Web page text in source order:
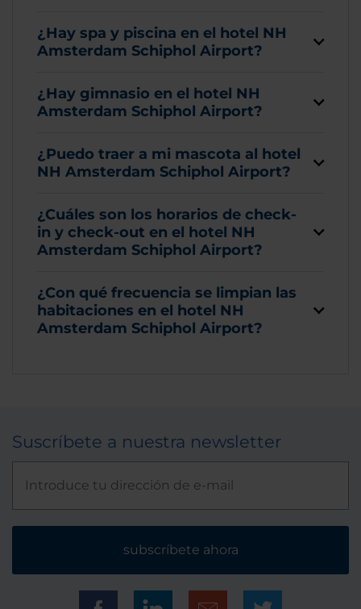
¿Hay spa y piscina en el hotel NH
Amsterdam Schiphol Airport?
¿Hay gimnasio en el hotel NH
Amsterdam Schiphol Airport?
¿Puedo traer a mi mascota al hotel
NH Amsterdam Schiphol Airport?
¿Cuáles son los horarios de check-
in y check-out en el hotel NH
Amsterdam Schiphol Airport?
¿Con qué frecuencia se limpian las
habitaciones en el hotel NH
Amsterdam Schiphol Airport?
Suscríbete a nuestra newsletter
subscríbete ahora